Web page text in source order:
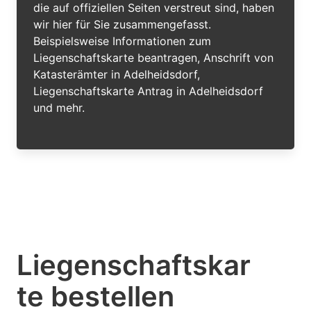
die auf offiziellen Seiten verstreut sind, haben
wir hier für Sie zusammengefasst.
Beispielsweise Informationen zum
Liegenschaftskarte beantragen, Anschrift von
Katasterämter in Adelheidsdorf,
Liegenschaftskarte Antrag in Adelheidsdorf
und mehr.
Liegenschaftskar
te bestellen